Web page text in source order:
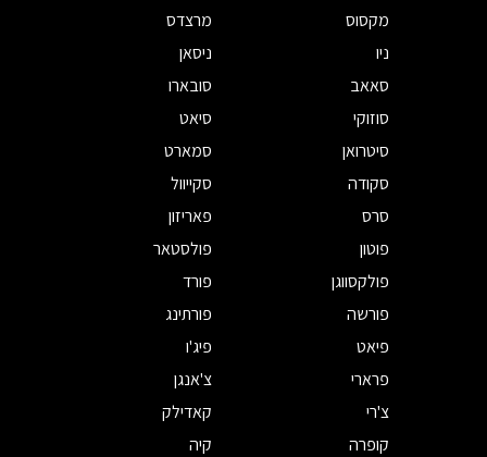
מקסוס
מרצדס
ניו
ניסאן
סאאב
סובארו
סוזוקי
סיאט
סיטרואן
סמארט
סקודה
סקייוול
סרס
פאריזון
פוטון
פולסטאר
פולקסווגן
פורד
פורשה
פורתינג
פיאט
פיג'ו
פרארי
צ'אנגן
צ'רי
קאדילק
קופרה
קיה